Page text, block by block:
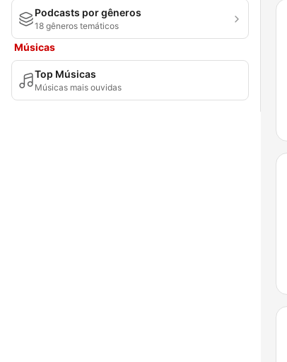
Podcasts por gêneros
18 gêneros temáticos
Músicas
Top Músicas
Músicas mais ouvidas